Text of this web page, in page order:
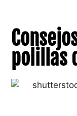
polillas